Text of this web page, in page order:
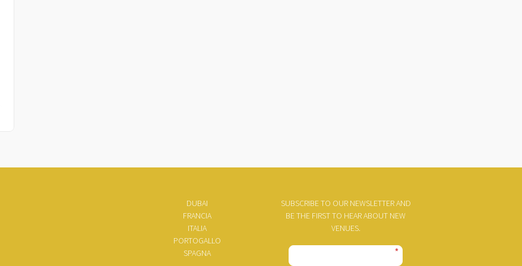
DUBAI
FRANCIA
ITALIA
PORTOGALLO
SPAGNA
SUBSCRIBE TO OUR NEWSLETTER AND
BE THE FIRST TO HEAR ABOUT NEW
VENUES.
*